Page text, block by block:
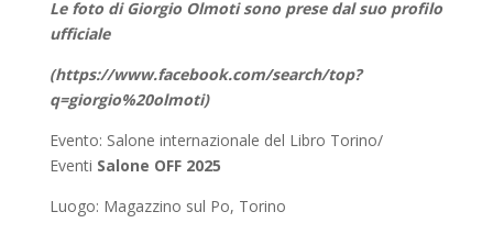
Le foto di Giorgio Olmoti sono prese dal suo profilo
ufficiale
(https://www.facebook.com/search/top?
q=giorgio%20olmoti)
Evento: Salone internazionale del Libro Torino/
Eventi Salone OFF 2025
Luogo: Magazzino sul Po, Torino